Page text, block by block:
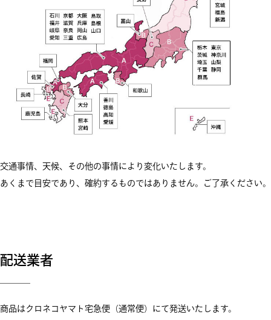
交通事情、天候、その他の事情により変化いたします。
あくまで目安であり、確約するものではありません。ご了承ください。
配送業者
商品はクロネコヤマト宅急便（通常便）にて発送いたします。